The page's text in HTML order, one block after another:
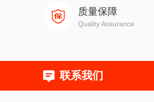
质量保障
Quality Assurance
联系我们